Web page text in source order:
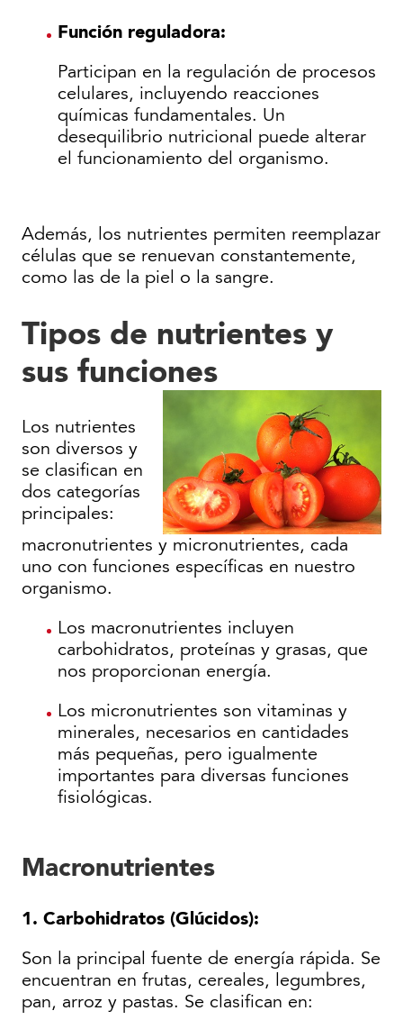
Función reguladora:
Participan en la regulación de procesos
celulares, incluyendo reacciones
químicas fundamentales. Un
desequilibrio nutricional puede alterar
el funcionamiento del organismo.
Además, los nutrientes permiten reemplazar
células que se renuevan constantemente,
como las de la piel o la sangre.
Tipos de nutrientes y
sus funciones
Los nutrientes
son diversos y
se clasifican en
dos categorías
principales:
macronutrientes y micronutrientes, cada
uno con funciones específicas en nuestro
organismo.
Los macronutrientes incluyen
carbohidratos, proteínas y grasas, que
nos proporcionan energía.
Los micronutrientes son vitaminas y
minerales, necesarios en cantidades
más pequeñas, pero igualmente
importantes para diversas funciones
fisiológicas.
Macronutrientes
1. Carbohidratos (Glúcidos):
Son la principal fuente de energía rápida. Se
encuentran en frutas, cereales, legumbres,
pan, arroz y pastas. Se clasifican en: